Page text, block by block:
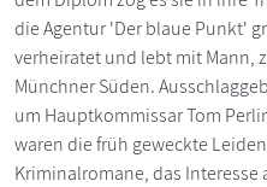
die Agentur 'Der blaue Punkt'
verheiratet und lebt mit Mann,
Münchner Süden.
um Hauptkommissar Tom
waren die früh geweckte
Kriminalromane, das Interesse